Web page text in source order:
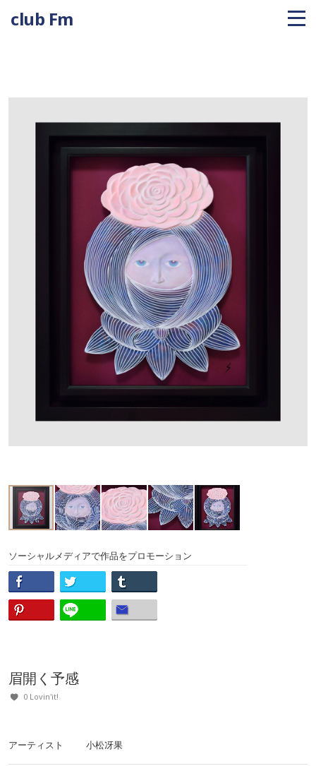
club Fm
ソーシャルメディアで作品をプロモーション
眉開く予感
0 Lovin'it!
アーティスト 小松冴果